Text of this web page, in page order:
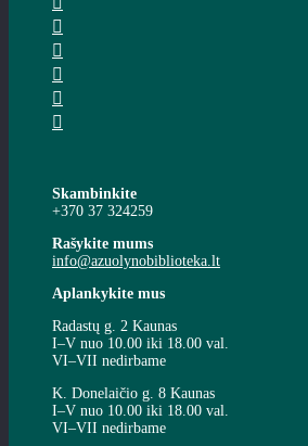
Skambinkite
+370 37 324259
Rašykite mums
info@azuolynobiblioteka.lt
Aplankykite mus
Radastų g. 2 Kaunas
I–V nuo 10.00 iki 18.00 val.
VI–VII nedirbame
K. Donelaičio g. 8 Kaunas
I–V nuo 10.00 iki 18.00 val.
VI–VII nedirbame